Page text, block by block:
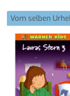
Vom selben